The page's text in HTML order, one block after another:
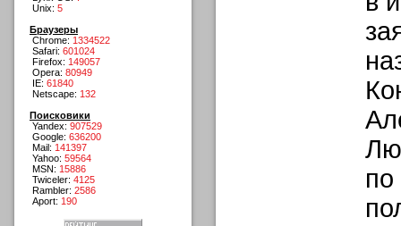
Unix: 5
Браузеры
Chrome: 1334522
Safari: 601024
Firefox: 149057
Opera: 80949
IE: 61840
Netscape: 132
Поисковики
Yandex: 907529
Google: 636200
Mail: 141397
Yahoo: 59564
MSN: 15886
Twiceler: 4125
Rambler: 2586
Aport: 190